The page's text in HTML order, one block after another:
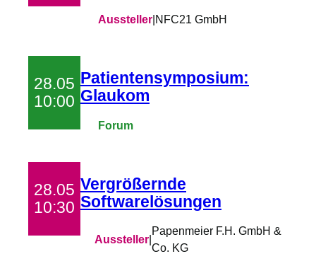
Aussteller|NFC21 GmbH
28.05
10:00
Patientensymposium:
Glaukom
Forum
28.05
10:30
Vergrößernde
Softwarelösungen
Aussteller|
Papenmeier F.H. GmbH &
Co. KG